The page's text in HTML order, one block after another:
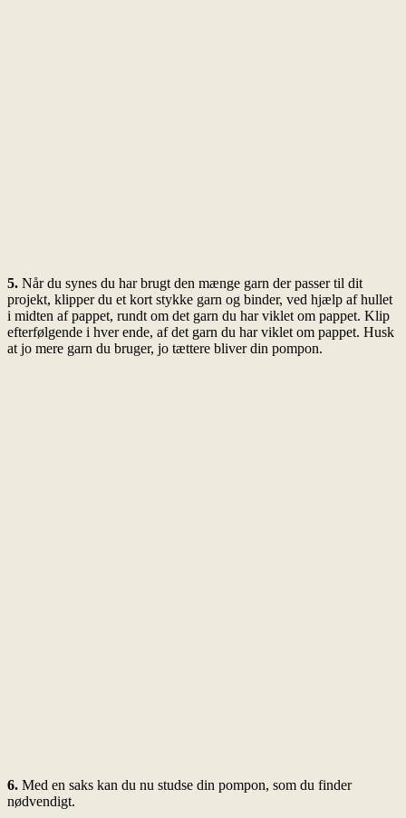
5. Når du synes du har brugt den mænge garn der passer til dit
projekt, klipper du et kort stykke garn og binder, ved hjælp af hullet
i midten af pappet, rundt om det garn du har viklet om pappet. Klip
efterfølgende i hver ende, af det garn du har viklet om pappet. Husk
at jo mere garn du bruger, jo tættere bliver din pompon.
6. Med en saks kan du nu studse din pompon, som du finder
nødvendigt.